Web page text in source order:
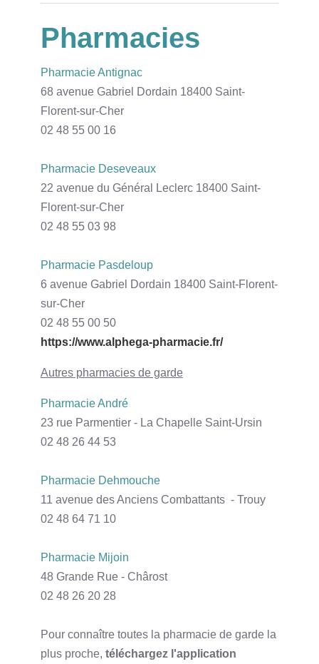
Pharmacies
Pharmacie Antignac
68 avenue Gabriel Dordain 18400 Saint-
Florent-sur-Cher
02 48 55 00 16
Pharmacie Deseveaux
22 avenue du Général Leclerc 18400 Saint-
Florent-sur-Cher
02 48 55 03 98
Pharmacie Pasdeloup
6 avenue Gabriel Dordain 18400 Saint-Florent-
sur-Cher
02 48 55 00 50
https://www.alphega-pharmacie.fr/
Autres pharmacies de garde
Pharmacie André
23 rue Parmentier - La Chapelle Saint-Ursin
02 48 26 44 53
Pharmacie Dehmouche
11 avenue des Anciens Combattants - Trouy
02 48 64 71 10
Pharmacie Mijoin
48 Grande Rue - Chârost
02 48 26 20 28
Pour connaître toutes la pharmacie de garde la
plus proche, téléchargez l'application